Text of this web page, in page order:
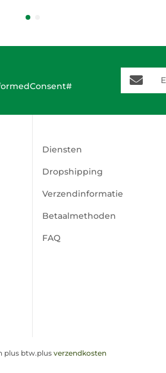
E-Mail-
Diensten
Dropshipping
Verzendinformatie
Betaalmethoden
FAQ
plus btw.plus verzendkosten